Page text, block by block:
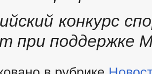
конкурс
при поддержке